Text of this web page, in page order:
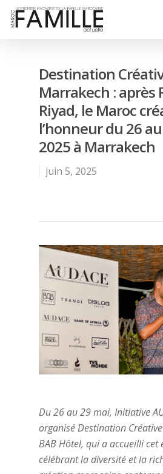
Destination
Marrakech : après
Riyad, le Maroc
l’honneur du 26
2025 à Marrakech
juin 5, 2025
Du 26 au 29 mai, Initiative
organisé Destination
BAB Hôtel, qui a accueilli cet
célébrant la diversité et la